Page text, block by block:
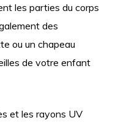
les parties du corps
des
ou un chapeau
de votre enfant
et les rayons UV